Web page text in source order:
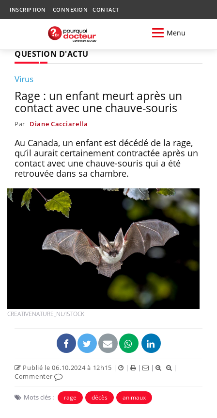
INSCRIPTION CONNEXION CONTACT
Menu
QUESTION D'ACTU
Virus
Rage : un enfant meurt après un
contact avec une chauve-souris
Par Diane Cacciarella
Au Canada, un enfant est décédé de la rage,
qu’il aurait certainement contractée après un
contact avec une chauve-souris qui a été
retrouvée dans sa chambre.
CREATIVENATURE_NL/ISTOCK
Publié le 06.10.2024 à 12h15 | | | |
|
Commenter
Mots clés : rage décès animaux